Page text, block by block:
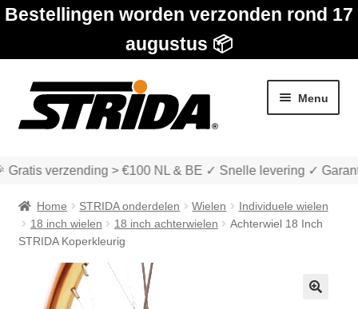
Bestellingen worden verzonden rond 17
augustus 📦
Ga
door
naar
Ga
naar
de
Menu
Winkel
Gratis verzending > €100 NL & BE ✓ Snelle levering ✓
Home STRIDA onderdelen Wielen
Individuele wielen
18 inch wielen
18 inch achterwielen
Achterwiel 18 Inch
STRIDA Koperkleurig